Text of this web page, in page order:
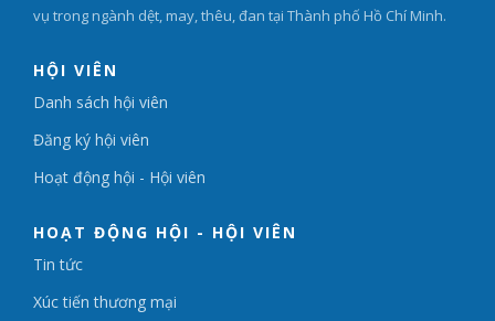
vụ trong ngành dệt, may, thêu, đan tại Thành phố Hồ Chí Minh.
HỘI VIÊN
Danh sách hội viên
Đăng ký hội viên
Hoạt động hội - Hội viên
HOẠT ĐỘNG HỘI - HỘI VIÊN
Tin tức
Xúc tiến thương mại